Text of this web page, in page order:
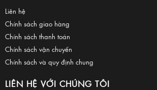
Liên hệ
Chính sách giao hàng
Chính sách thanh toán
Chính sách vận chuyển
Chính sách và quy định chung
LIÊN HỆ VỚI CHÚNG TÔI